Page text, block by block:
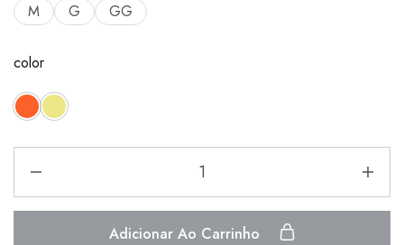
M G GG
color
Adicionar Ao Carrinho